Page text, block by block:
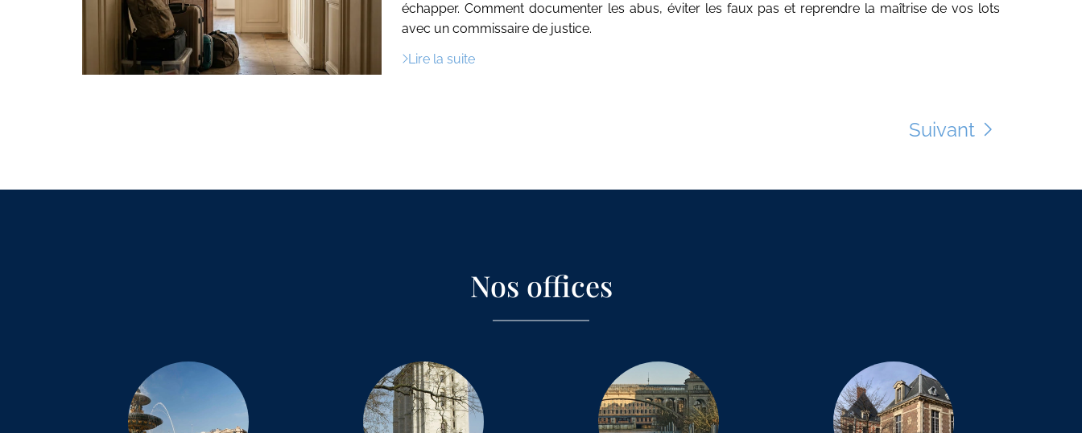
échapper. Comment documenter les abus, éviter les faux pas et reprendre la maîtrise de vos lots
avec un commissaire de justice.
Lire la suite
Suivant
Nos offices